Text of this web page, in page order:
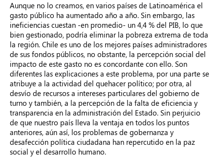
Aunque no lo creamos, en varios países de Latinoamérica el
gasto público ha aumentado año a año. Sin embargo, las
ineficiencias cuestan -en promedio- un 4,4 % del PIB, lo que
bien gestionado, podría eliminar la pobreza extrema de toda
la región. Chile es uno de los mejores países administradores
de sus fondos públicos, no obstante, la percepción social del
impacto de este gasto no es concordante con ello. Son
diferentes las explicaciones a este problema, por una parte se
atribuye a la actividad del quehacer político; por otra, al
desvío de recursos a intereses particulares del gobierno de
turno y también, a la percepción de la falta de eficiencia y
transparencia en la administración del Estado. Sin perjuicio
de que nuestro país lleva la ventaja en todos los puntos
anteriores, aún así, los problemas de gobernanza y
desafección política ciudadana han repercutido en la paz
social y el desarrollo humano.